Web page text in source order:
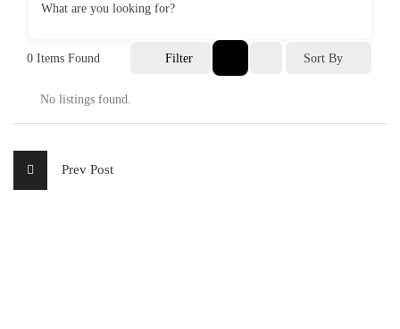
What are you looking for?
0 Items Found Filter Sort By
No listings found.
Prev Post